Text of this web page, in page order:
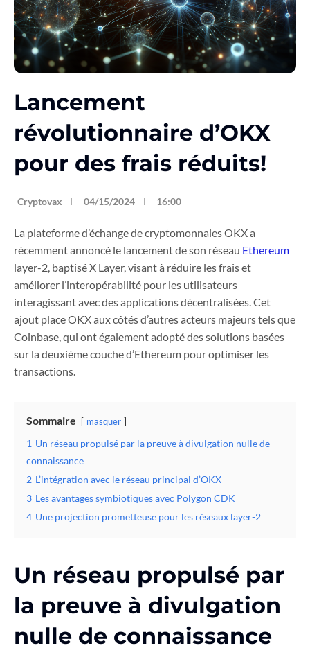
Lancement
révolutionnaire d’OKX
pour des frais réduits!
Cryptovax 04/15/2024 16:00
La plateforme d’échange de cryptomonnaies OKX a
récemment annoncé le lancement de son réseau Ethereum
layer-2, baptisé X Layer, visant à réduire les frais et
améliorer l’interopérabilité pour les utilisateurs
interagissant avec des applications décentralisées. Cet
ajout place OKX aux côtés d’autres acteurs majeurs tels que
Coinbase, qui ont également adopté des solutions basées
sur la deuxième couche d’Ethereum pour optimiser les
transactions.
Sommaire masquer
1 Un réseau propulsé par la preuve à divulgation nulle de
connaissance
2 L’intégration avec le réseau principal d’OKX
3 Les avantages symbiotiques avec Polygon CDK
4 Une projection prometteuse pour les réseaux layer-2
Un réseau propulsé par
la preuve à divulgation
nulle de connaissance